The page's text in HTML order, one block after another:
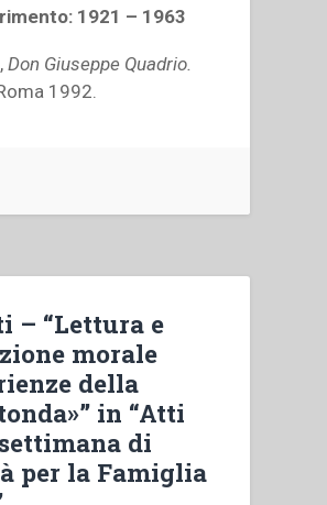
1921 – 1963
Don Giuseppe Quadrio.
1992.
– “Lettura e
morale
della
in “Atti
di
per la Famiglia